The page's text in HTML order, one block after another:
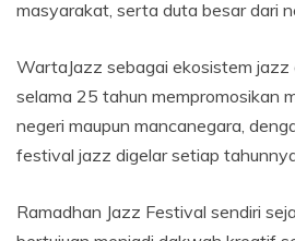
masyarakat, serta duta besar dari
WartaJazz sebagai ekosistem
selama 25 tahun mempromosikan
negeri maupun mancanegara,
festival jazz digelar setiap
Ramadhan Jazz Festival sendiri